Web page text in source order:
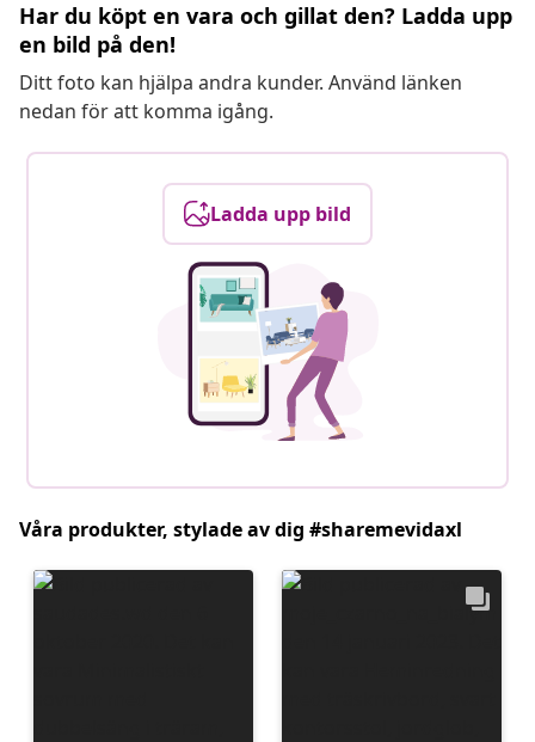
Har du köpt en vara och gillat den? Ladda upp
en bild på den!
Ditt foto kan hjälpa andra kunder. Använd länken
nedan för att komma igång.
Ladda upp bild
Våra produkter, stylade av dig #sharemevidaxl